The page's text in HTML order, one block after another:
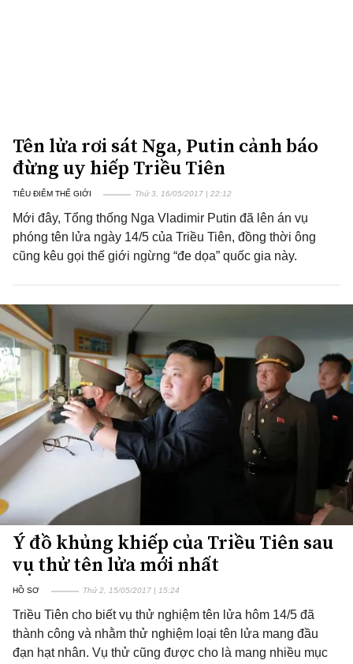
Tên lửa rơi sát Nga, Putin cảnh báo
đừng uy hiếp Triều Tiên
TIÊU ĐIỂM THẾ GIỚI Thứ 3, 16/05/2017 | 22:12
Mới đây, Tổng thống Nga Vladimir Putin đã lên án vụ
phóng tên lửa ngày 14/5 của Triều Tiên, đồng thời ông
cũng kêu gọi thế giới ngừng “đe dọa” quốc gia này.
Ý đồ khủng khiếp của Triều Tiên sau
vụ thử tên lửa mới nhất
HỒ SƠ Thứ 2, 15/05/2017 | 15:24
Triều Tiên cho biết vụ thử nghiệm tên lửa hôm 14/5 đã
thành công và nhằm thử nghiệm loại tên lửa mang đầu
đạn hạt nhân. Vụ thử cũng được cho là mang nhiều mục